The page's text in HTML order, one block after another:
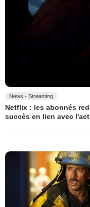
News - Streaming
Netflix : les abonnés
succès en lien avec